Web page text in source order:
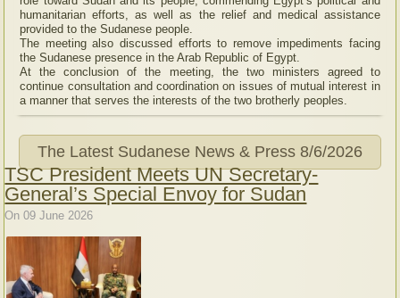
humanitarian efforts, as well as the relief and medical assistance
provided to the Sudanese people.
The meeting also discussed efforts to remove impediments facing
the Sudanese presence in the Arab Republic of Egypt.
At the conclusion of the meeting, the two ministers agreed to
continue consultation and coordination on issues of mutual interest in
a manner that serves the interests of the two brotherly peoples.
The Latest Sudanese News & Press 8/6/2026
TSC President Meets UN Secretary-
General’s Special Envoy for Sudan
On 09 June 2026